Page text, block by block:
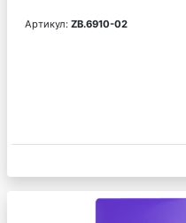
Артикул: ZB.6910-02